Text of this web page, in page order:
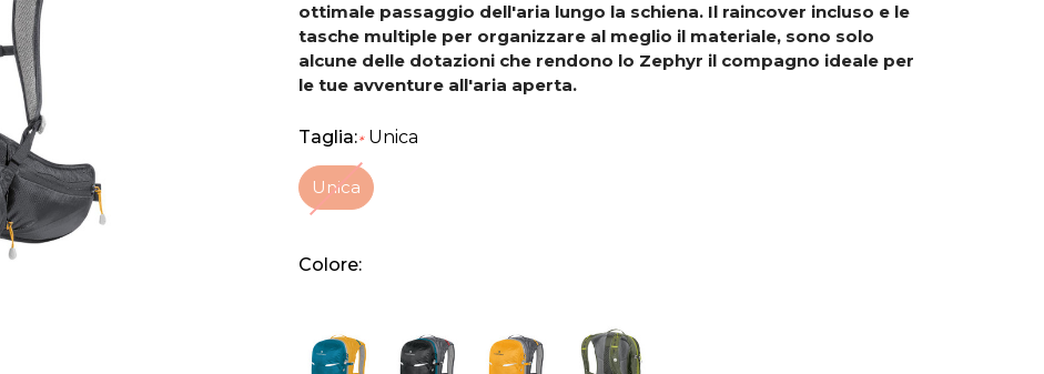
ottimale passaggio dell'aria lungo la schiena. Il raincover incluso e le
tasche multiple per organizzare al meglio il materiale, sono solo
alcune delle dotazioni che rendono lo Zephyr il compagno ideale per
le tue avventure all'aria aperta.
Taglia:* Unica
Unica
Colore: